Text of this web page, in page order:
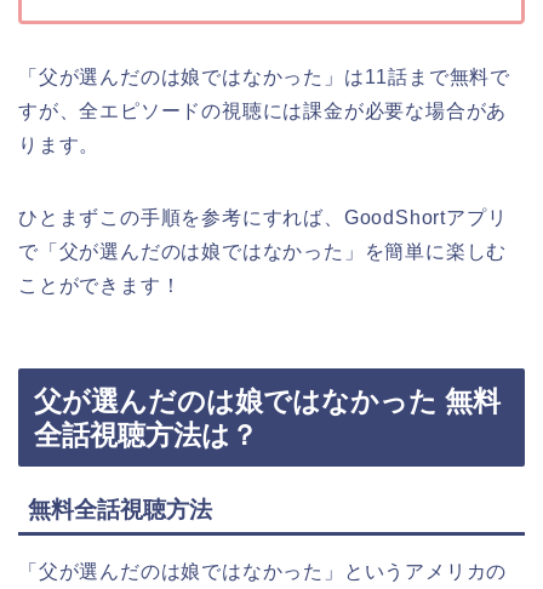
「父が選んだのは娘ではなかった」は11話まで無料で
すが、全エピソードの視聴には課金が必要な場合があ
ります。
ひとまずこの手順を参考にすれば、GoodShortアプリ
で「父が選んだのは娘ではなかった」を簡単に楽しむ
ことができます！
父が選んだのは娘ではなかった 無料
全話視聴方法は？
無料全話視聴方法
「父が選んだのは娘ではなかった」というアメリカの